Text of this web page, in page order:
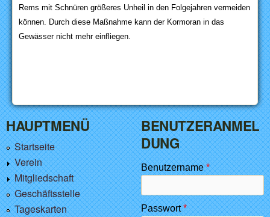
Rems mit Schnüren größeres Unheil in den Folgejahren vermeiden
können. Durch diese Maßnahme kann der Kormoran in das
Gewässer nicht mehr einfliegen.
HAUPTMENÜ
Startseite
Verein
Mitgliedschaft
Geschäftsstelle
Tageskarten
BENUTZERANMEL
DUNG
Benutzername*
Passwort*